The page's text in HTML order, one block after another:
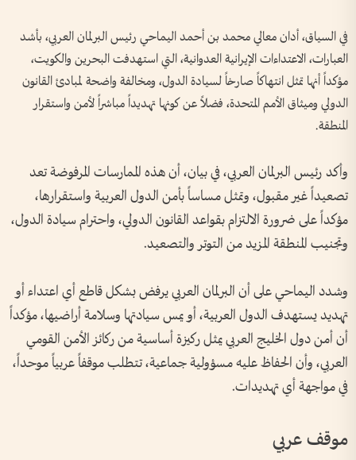
في السياق، أدان معالي محمد بن أحمد اليماحي رئيس البرلمان العربي، بأشد
العبارات، الاعتداءات الإيرانية العدوانية، التي استهدفت البحرين والكويت،
مؤكداً أنها تمثل انتهاكاً صارخاً لسيادة الدول، ومخالفة واضحة لمبادئ القانون
الدولي وميثاق الأمم المتحدة، فضلاً عن كونها تهديداً مباشراً لأمن واستقرار
المنطقة.
وأكد رئيس البرلمان العربي، في بيان، أن هذه الممارسات المرفوضة تعد
تصعيداً غير مقبول، وتمثل مساساً بأمن الدول العربية واستقرارها،
مؤكداً على ضرورة الالتزام بقواعد القانون الدولي، واحترام سيادة الدول،
وتجنيب المنطقة المزيد من التوتر والتصعيد.
وشدد اليماحي على أن البرلمان العربي يرفض بشكل قاطع أي اعتداء أو
تهديد يستهدف الدول العربية، أو يمس سيادتها وسلامة أراضيها، مؤكداً
أن أمن دول الخليج العربي يمثل ركيزة أساسية من ركائز الأمن القومي
العربي، وأن الحفاظ عليه مسؤولية جماعية، تتطلب موقفاً عربياً موحداً،
في مواجهة أي تهديدات.
موقف عربي